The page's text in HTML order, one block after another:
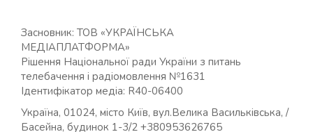
Засновник: ТОВ «УКРАЇНСЬКА
МЕДІАПЛАТФОРМА»
Рішення Національної ради України з питань
телебачення і радіомовлення №1631
Ідентифікатор медіа: R40-06400
Україна, 01024, місто Київ, вул.Велика Васильківська, /
Басейна, будинок 1-3/2 +380953626765